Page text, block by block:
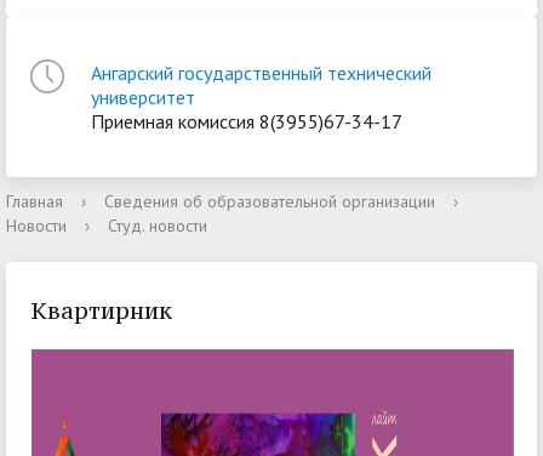
Ангарский государственный технический
университет
Приемная комиссия 8(3955)67-34-17
Главная › Сведения об образовательной организации
›
Новости
› Студ. новости
Квартирник